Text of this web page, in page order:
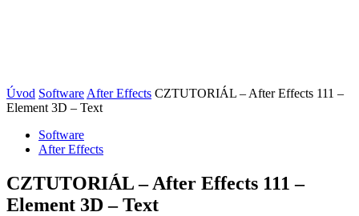
Úvod Software After Effects CZTUTORIÁL – After Effects 111 –
Element 3D – Text
Software
After Effects
CZTUTORIÁL – After Effects 111 –
Element 3D – Text